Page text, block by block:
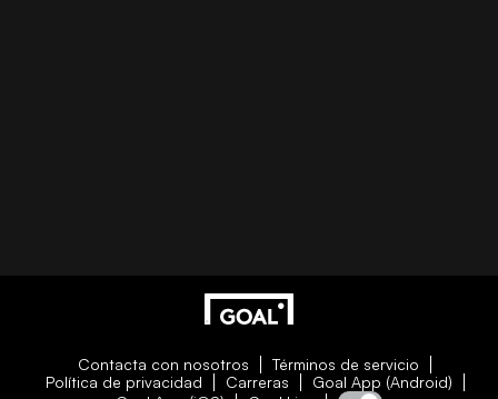
Contacta con nosotros
Términos de servicio
Política de privacidad
Carreras
Goal App (Android)